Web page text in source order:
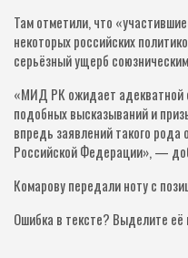
Там отметили, что
некоторых российских
серьёзный ущерб
«МИД РК ожидает адекватной
подобных высказываний и
впредь заявлений такого
Российской Федерации», —
Комарову передали ноту с
Ошибка в тексте? Выделите её